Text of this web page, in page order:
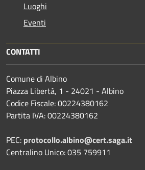
Luoghi
Eventi
CONTATTI
Comune di Albino
Piazza Libertà, 1 - 24021 - Albino
Codice Fiscale: 00224380162
Partita IVA: 00224380162
PEC: protocollo.albino@cert.saga.it
Centralino Unico: 035 759911